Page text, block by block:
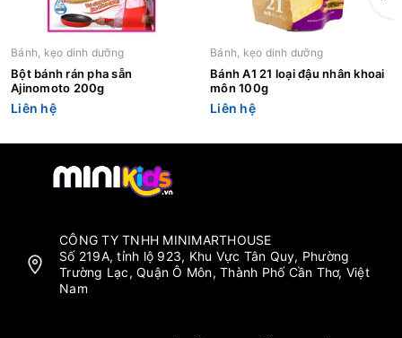
Bánh, kẹo dinh dưỡng
Bột bánh rán pha sẵn
Ajinomoto 200g
Liên hệ
Bánh, kẹo dinh dưỡng
Bánh A1 21 loại đậu nhân khoai
môn 100g
Liên hệ
CÔNG TY TNHH MINIMARTHOUSE
Số 219A, tỉnh lộ 923, Khu Vực Tân Quy, Phường
Trường Lạc, Quận Ô Môn, Thành Phố Cần Thơ, Việt
Nam